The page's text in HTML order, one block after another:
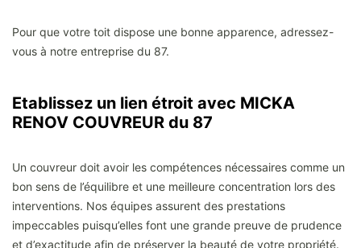
Pour que votre toit dispose une bonne apparence, adressez-
vous à notre entreprise du 87.
Etablissez un lien étroit avec MICKA
RENOV COUVREUR du 87
Un couvreur doit avoir les compétences nécessaires comme un
bon sens de l’équilibre et une meilleure concentration lors des
interventions. Nos équipes assurent des prestations
impeccables puisqu’elles font une grande preuve de prudence
et d’exactitude afin de préserver la beauté de votre propriété.